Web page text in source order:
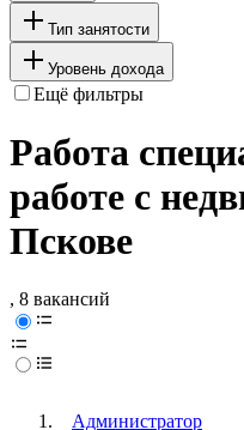
Тип занятости
Уровень дохода
Ещё фильтры
Работа
работе с
Пскове
, 8 вакансий
Администратор